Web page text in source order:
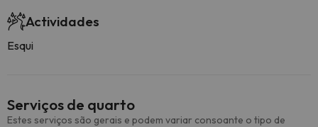
Actividades
Esqui
Serviços de quarto
Estes serviços são gerais e podem variar consoante o tipo de